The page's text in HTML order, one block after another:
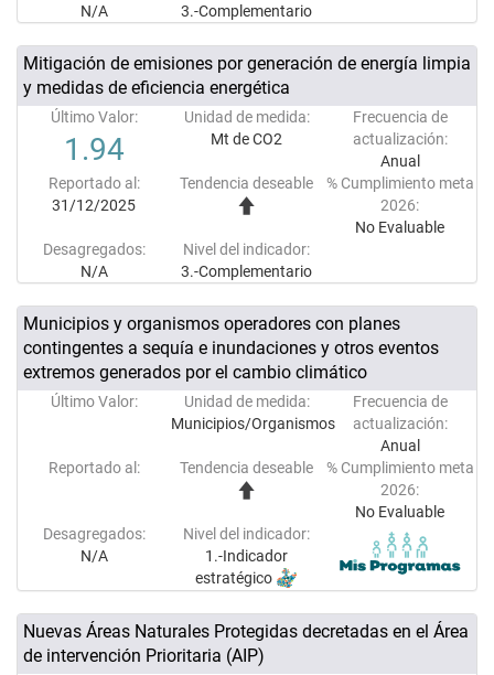
N/A
3.-Complementario
Mitigación de emisiones por generación de energía limpia
y medidas de eficiencia energética
Último Valor:
1.94
Unidad de medida:
Mt de CO2
Frecuencia de
actualización:
Anual
Reportado al:
31/12/2025
Tendencia deseable
% Cumplimiento meta
2026:
No Evaluable
Desagregados:
N/A
Nivel del indicador:
3.-Complementario
Municipios y organismos operadores con planes
contingentes a sequía e inundaciones y otros eventos
extremos generados por el cambio climático
Último Valor:
Unidad de medida:
Municipios/Organismos
Frecuencia de
actualización:
Anual
Reportado al:
Tendencia deseable
% Cumplimiento meta
2026:
No Evaluable
Desagregados:
N/A
Nivel del indicador:
1.-Indicador
estratégico
Nuevas Áreas Naturales Protegidas decretadas en el Área
de intervención Prioritaria (AIP)